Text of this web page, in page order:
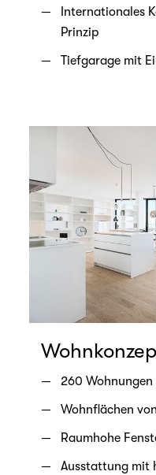
Internationales
Prinzip
Tiefgarage mit
260 Wohnungen
Wohnflächen
Raumhohe
Ausstattung mit